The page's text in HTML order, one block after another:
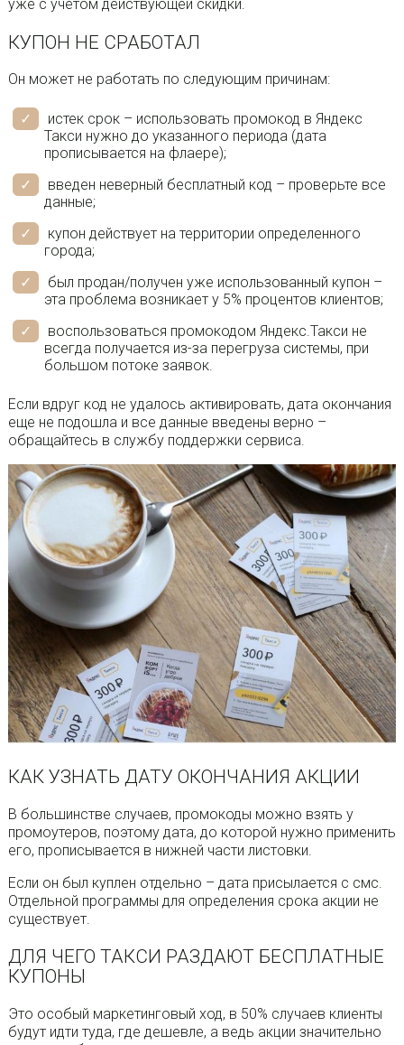
уже с учетом действующей скидки.
КУПОН НЕ СРАБОТАЛ
Он может не работать по следующим причинам:
истек срок – использовать промокод в Яндекс
Такси нужно до указанного периода (дата
прописывается на флаере);
введен неверный бесплатный код – проверьте все
данные;
купон действует на территории определенного
города;
был продан/получен уже использованный купон –
эта проблема возникает у 5% процентов клиентов;
воспользоваться промокодом Яндекс.Такси не
всегда получается из-за перегруза системы, при
большом потоке заявок.
Если вдруг код не удалось активировать, дата окончания
еще не подошла и все данные введены верно –
обращайтесь в службу поддержки сервиса.
КАК УЗНАТЬ ДАТУ ОКОНЧАНИЯ АКЦИИ
В большинстве случаев, промокоды можно взять у
промоутеров, поэтому дата, до которой нужно применить
его, прописывается в нижней части листовки.
Если он был куплен отдельно – дата присылается с смс.
Отдельной программы для определения срока акции не
существует.
ДЛЯ ЧЕГО ТАКСИ РАЗДАЮТ БЕСПЛАТНЫЕ
КУПОНЫ
Это особый маркетинговый ход, в 50% случаев клиенты
будут идти туда, где дешевле, а ведь акции значительно